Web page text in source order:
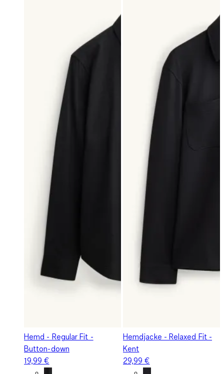
Hemd - Regular Fit -
Button-down
19,99 €
Hemdjacke - Relaxed Fit -
Kent
29,99 €